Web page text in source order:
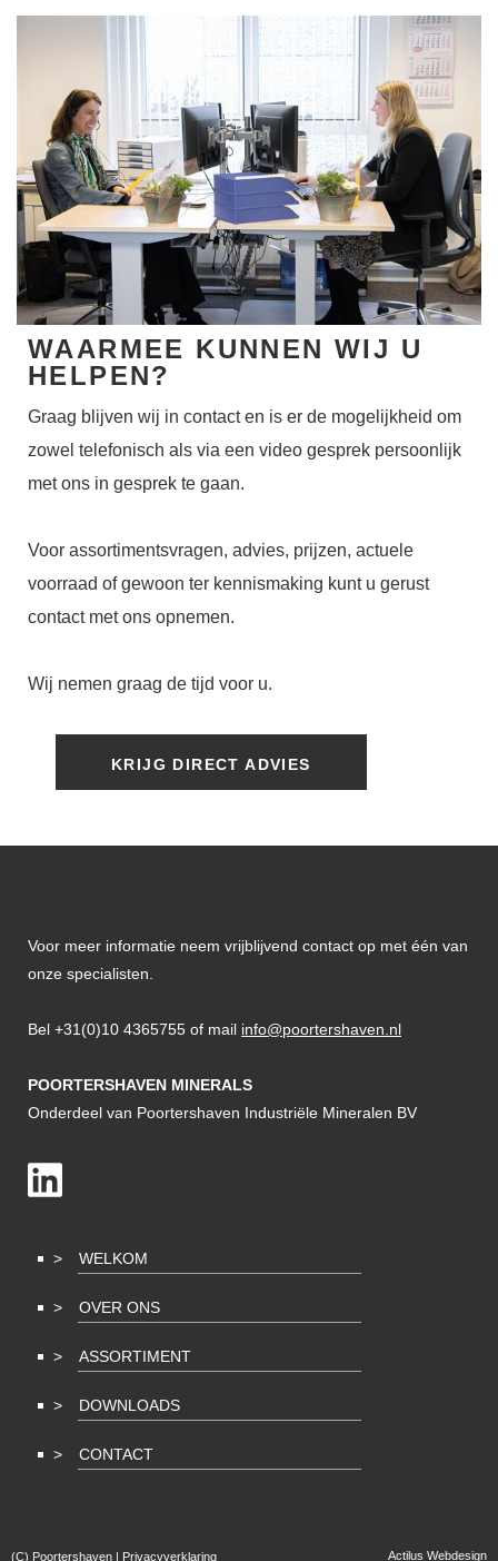
WAARMEE KUNNEN WIJ U
HELPEN?
Graag blijven wij in contact en is er de mogelijkheid om
zowel telefonisch als via een video gesprek persoonlijk
met ons in gesprek te gaan.
Voor assortimentsvragen, advies, prijzen, actuele
voorraad of gewoon ter kennismaking kunt u gerust
contact met ons opnemen.
Wij nemen graag de tijd voor u.
KRIJG DIRECT ADVIES
Voor meer informatie neem vrijblijvend contact op met één van
onze specialisten.
Bel +31(0)10 4365755 of mail info@poortershaven.nl
POORTERSHAVEN MINERALS
Onderdeel van Poortershaven Industriële Mineralen BV
WELKOM
OVER ONS
ASSORTIMENT
DOWNLOADS
CONTACT
(C) Poortershaven | Privacyverklaring Actilus Webdesign